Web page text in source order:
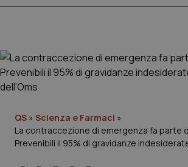
Cronache
Governo e Parlamento
Regioni e Asl
QS » Scienza e Farmaci »
La contraccezione di emergenza fa parte
Prevenibili il 95% di gravidanze